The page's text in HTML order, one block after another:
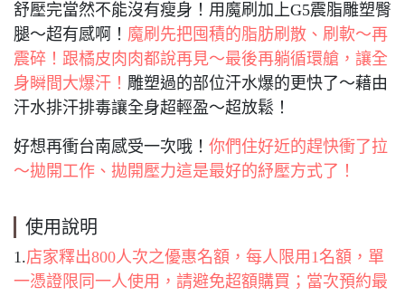
舒壓完當然不能沒有瘦身！用魔刷加上G5震脂雕塑臀
腿～超有感啊！ 魔刷先把囤積的脂肪刷散、刷軟～再
震碎！跟橘皮肉肉都說再見～最後再躺循環艙，讓全
身瞬間大爆汗！ 雕塑過的部位汗水爆的更快了～藉由
汗水排汗排毒讓全身超輕盈～超放鬆！
好想再衝台南感受一次哦！ 你們住好近的趕快衝了拉
～拋開工作、拋開壓力這是最好的紓壓方式了！
使用說明
1.店家釋出800人次之優惠名額，每人限用1名額，單
一憑證限同一人使用，請避免超額購買；當次預約最